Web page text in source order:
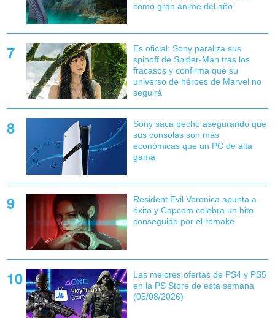
como gran anime del año
Es oficial: Sony paraliza sus
spinoff de Spider-Man tras los
fracasos y confirma que su
universo de héroes de Marvel no
seguirá
Sony saca pecho asegurando que
sus consolas son más
económicas que un PC de alta
gama
Resident Evil Veronica apunta a
éxito y Capcom celebra un hito
conseguido por el remake
Las mejores ofertas de PS4 y PS5
en la PS Store de esta semana
(05/08/2026)